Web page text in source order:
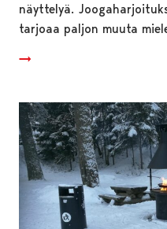
näyttelyä.
tarjoaa paljon muuta